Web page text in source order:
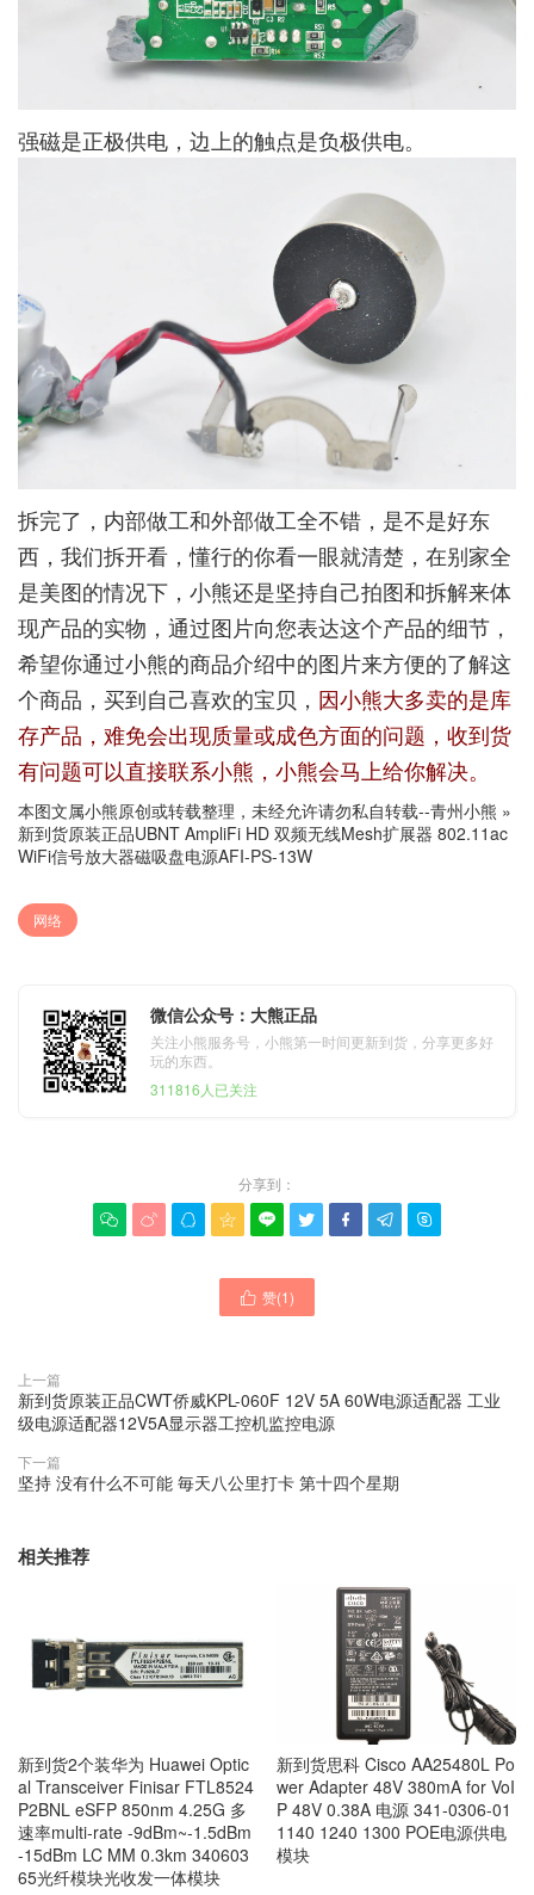
强磁是正极供电，边上的触点是负极供电。
拆完了，内部做工和外部做工全不错，是不是好东
西，我们拆开看，懂行的你看一眼就清楚，在别家全
是美图的情况下，小熊还是坚持自己拍图和拆解来体
现产品的实物，通过图片向您表达这个产品的细节，
希望你通过小熊的商品介绍中的图片来方便的了解这
个商品，买到自己喜欢的宝贝， 因小熊大多卖的是库
存产品，难免会出现质量或成色方面的问题，收到货
有问题可以直接联系小熊，小熊会马上给你解决。
本图文属小熊原创或转载整理，未经允许请勿私自转载--青州小熊 »
新到货原装正品UBNT AmpliFi HD 双频无线Mesh扩展器 802.11ac
WiFi信号放大器磁吸盘电源AFI-PS-13W
网络
微信公众号：大熊正品
关注小熊服务号，小熊第一时间更新到货，分享更多好
玩的东西。
311816人已关注
分享到：
        
 赞(1)
上一篇
新到货原装正品CWT侨威KPL-060F 12V 5A 60W电源适配器 工业
级电源适配器12V5A显示器工控机监控电源
下一篇
坚持 没有什么不可能 毎天八公里打卡 第十四个星期
相关推荐
新到货2个装华为 Huawei Optic
al Transceiver Finisar FTL8524
P2BNL eSFP 850nm 4.25G 多
速率multi-rate -9dBm~-1.5dBm
-15dBm LC MM 0.3km 340603
65光纤模块光收发一体模块
新到货思科 Cisco AA25480L Po
wer Adapter 48V 380mA for VoI
P 48V 0.38A 电源 341-0306-01
1140 1240 1300 POE电源供电
模块